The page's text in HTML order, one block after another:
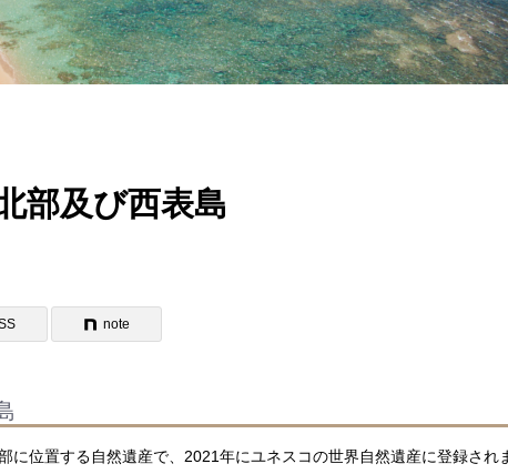
部及び西表島
note
位置する自然遺産で、2021年にユネスコの世界自然遺産に登録され